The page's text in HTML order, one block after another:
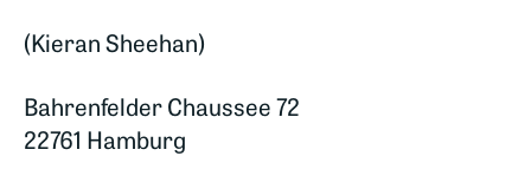
(Kieran Sheehan)
Bahrenfelder Chaussee 72
22761 Hamburg